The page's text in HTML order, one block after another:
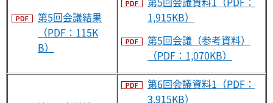
第5回会議結果
（PDF：115K
B）
1,915KB）
第5回会議（参考資料）
（PDF：1,070KB）
第6回会議資料1（PDF：
3,915KB）